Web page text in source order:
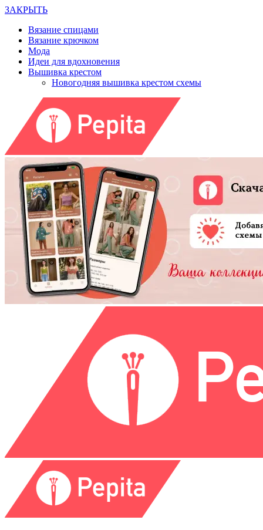
ЗАКРЫТЬ
Вязание спицами
Вязание крючком
Мода
Идеи для вдохновения
Вышивка крестом
Новогодняя вышивка крестом схемы